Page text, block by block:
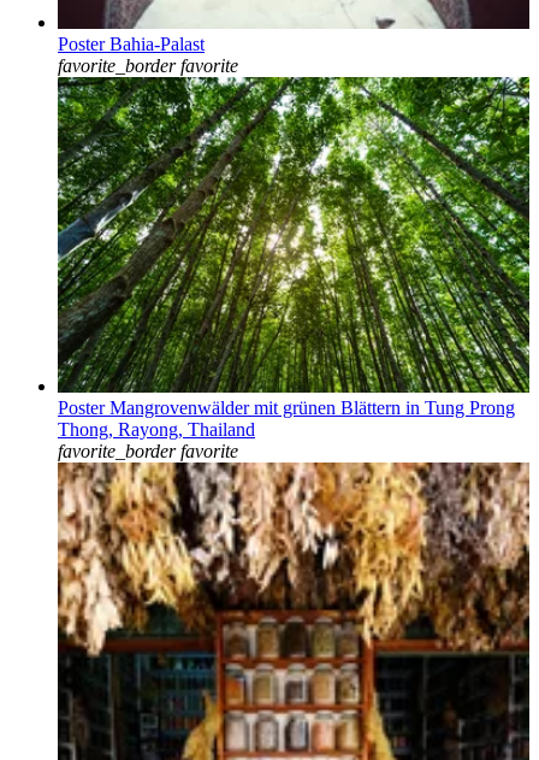
Poster Bahia-Palast
favorite_border favorite
Poster Mangrovenwälder mit grünen Blättern in Tung Prong
Thong, Rayong, Thailand
favorite_border favorite